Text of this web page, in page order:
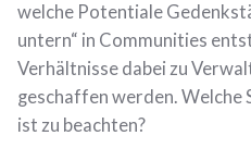
welche Potentiale
untern“ in Communities
Verhältnisse dabei zu
geschaffen werden. Welche
ist zu beachten?